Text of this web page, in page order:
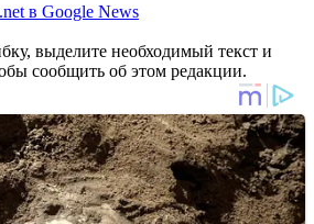
в Google News
выделите необходимый текст и
сообщить об этом редакции.